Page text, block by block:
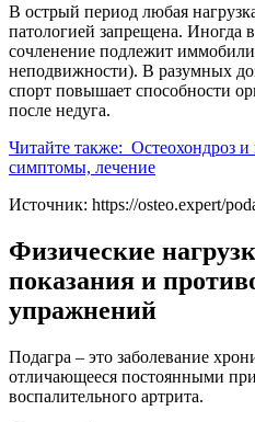
В острый период любая
патологией запрещена. Иногда
сочленение подлежит
неподвижности). В разумных
спорт повышает способности
после недуга.
Читайте также: Остеохондроз
симптомы, лечение
Источник: https://osteo.expert/
Физические
показания и
упражнений
Подагра – это заболевание
отличающееся постоянными
воспалительного артрита.